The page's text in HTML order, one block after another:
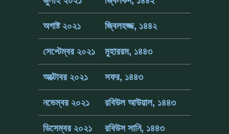
অগাষ্ট ২০২১ জ্বিলহজ্জ, ১৪৪২
সেপ্টেম্বর ২০২১ মুহাররম, ১৪৪৩
অক্টোবর ২০২১ সফর, ১৪৪৩
নভেম্বর ২০২১ রবিউল আউয়াল, ১৪৪৩
ডিসেম্বর ২০২১ রবিউস সানি, ১৪৪৩